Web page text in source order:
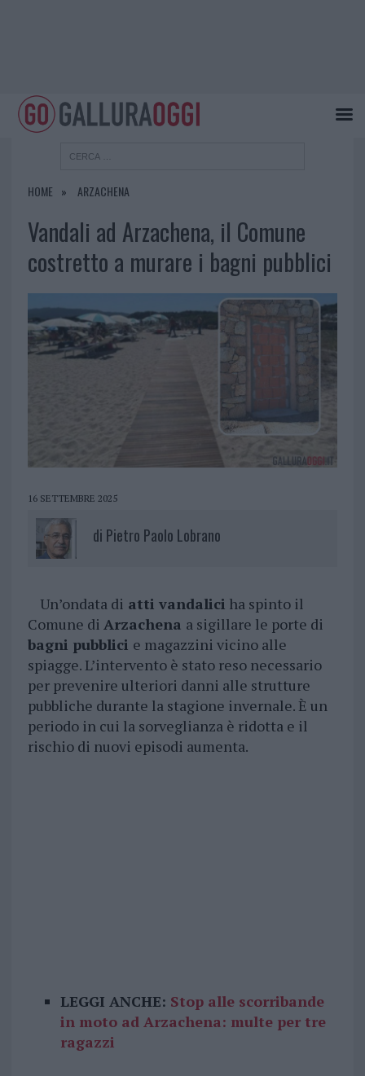
HOME ARZACHENA
Vandali ad Arzachena, il Comune
costretto a murare i bagni pubblici
16 SETTEMBRE 2025
di Pietro Paolo Lobrano
Un’ondata di atti vandalici ha spinto il
Comune di Arzachena a sigillare le porte di
bagni pubblici e magazzini vicino alle
spiagge. L’intervento è stato reso necessario
per prevenire ulteriori danni alle strutture
pubbliche durante la stagione invernale. È un
periodo in cui la sorveglianza è ridotta e il
rischio di nuovi episodi aumenta.
LEGGI ANCHE: Stop alle scorribande
in moto ad Arzachena: multe per tre
ragazzi